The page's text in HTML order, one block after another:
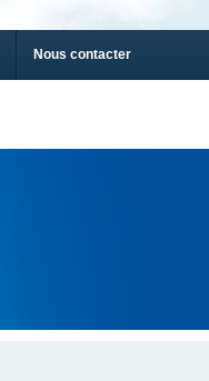
Nous contacter